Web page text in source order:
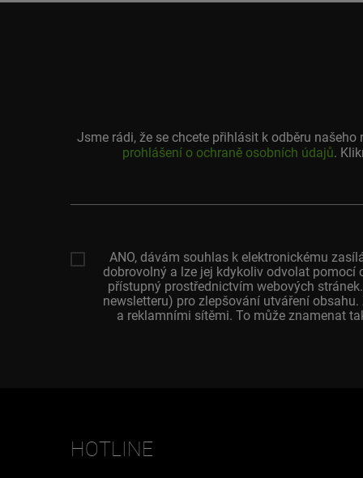
Jsme rádi, že se chcete přihlásit k odběru
prohlášení o ochraně osobních údajů.
adresa
ANO, dávám souhlas k elektronickému
dobrovolný a lze jej kdykoliv odvolat pomocí
přístupný prostřednictvím webových
newsletteru) pro zlepšování utváření
a reklamními sítěmi. To může znamenat
HOTLINE